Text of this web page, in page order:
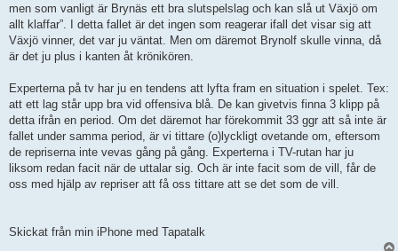
men som vanligt är Brynäs ett bra slutspelslag och kan slå ut Växjö om
allt klaffar”. I detta fallet är det ingen som reagerar ifall det visar sig att
Växjö vinner, det var ju väntat. Men om däremot Brynolf skulle vinna, då
är det ju plus i kanten åt krönikören.
Experterna på tv har ju en tendens att lyfta fram en situation i spelet. Tex:
att ett lag står upp bra vid offensiva blå. De kan givetvis finna 3 klipp på
detta ifrån en period. Om det däremot har förekommit 33 ggr att så inte är
fallet under samma period, är vi tittare (o)lyckligt ovetande om, eftersom
de repriserna inte vevas gång på gång. Experterna i TV-rutan har ju
liksom redan facit när de uttalar sig. Och är inte facit som de vill, får de
oss med hjälp av repriser att få oss tittare att se det som de vill.
Skickat från min iPhone med Tapatalk